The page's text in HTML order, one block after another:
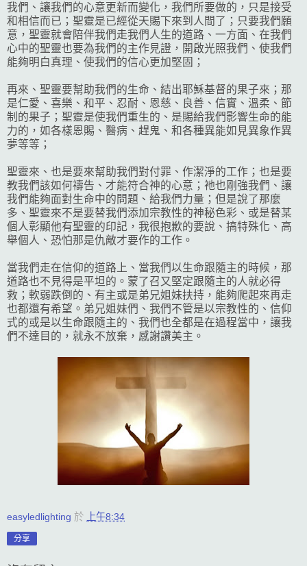
我們、讓我們的心意更新而變化，我們所要做的，只是接受
和相信而已；聖靈是已經從天賜下來到人間了；只要我們願
意，聖靈就會陪伴我們走我們人生的道路、一方面、在我們
心中的聖靈也要為我們的主作見證，開啟光照我們、使我們
能夠明白真理、使我們的信心更加堅固；
再來、聖靈要幫助我們的生命、結出耶穌基督的果子來；那
是仁愛、喜樂、和平、忍耐、恩慈、良善、信實、溫柔、節
制的果子；聖靈是使我們重生的、是賜給我們影響生命的能
力的，如各樣恩賜、醫病、趕鬼、和各種異能如見異象作異
夢等等；
聖靈來、也是要來幫助我們對付罪、作潔淨的工作；也是要
教我們該如何禱告、才能符合神的心意；祂也剛強我們、讓
我們能夠面對生命中的問題、給我們力量；但是說了那麼
多、聖靈來不是要替我們添加宗教性的神秘色彩、或是替某
個人彰顯他有聖靈的印記，我很抱歉的要說、搞特殊化、高
舉個人、恐怕那是仇敵才要作的工作。
當我們走在信仰的道路上、當我們以生命跟隨主的時候，那
道路也不見得是平坦的。蒙了召又堅定跟隨主的人就必得
救；軟弱跌倒的、有主或是弟兄姐妹扶持，能夠爬起來再走
也都還有希望。弟兄姐妹們、我們不管是以宗教性的、信仰
式的或是以生命跟隨主的、我們也全都是在過程當中，讓我
們不達目的，就永不放棄，感謝讚美主。
easyledlighting 於 上午8:34
分享